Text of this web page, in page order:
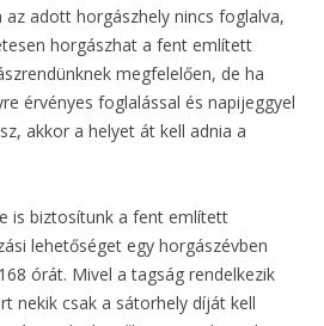
adott horgászhely nincs foglalva,
horgászhat a fent említett
megfelelően, de ha
érvényes foglalással és napijeggyel
akkor a helyet át kell adnia a
is biztosítunk a fent említett
lehetőséget egy horgászévben
órát. Mivel a tagság rendelkezik
nekik csak a sátorhely díját kell